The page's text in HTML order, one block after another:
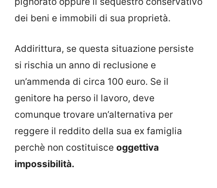
dei beni e immobili di sua proprietà.
Addirittura, se questa situazione persiste
si rischia un anno di reclusione e
un’ammenda di circa 100 euro. Se il
genitore ha perso il lavoro, deve
comunque trovare un’alternativa per
reggere il reddito della sua ex famiglia
perchè non costituisce oggettiva
impossibilità.